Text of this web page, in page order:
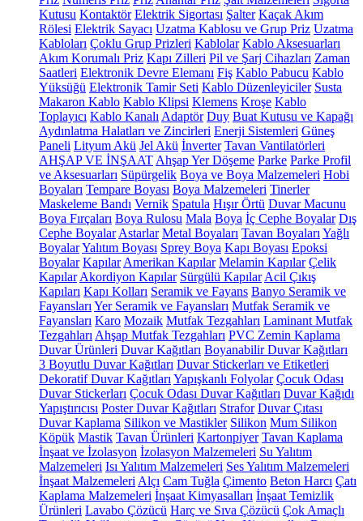
Kutusu Kontaktör Elektrik Sigortası Şalter Kaçak Akım
Rölesi Elektrik Sayacı Uzatma Kablosu ve Grup Priz Uzatma
Kabloları Çoklu Grup Prizleri Kablolar Kablo Aksesuarları
Akım Korumalı Priz Kapı Zilleri Pil ve Şarj Cihazları Zaman
Saatleri Elektronik Devre Elemanı Fiş Kablo Pabucu Kablo
Yüksüğü Elektronik Tamir Seti Kablo Düzenleyiciler Susta
Makaron Kablo Kablo Klipsi Klemens Kroşe Kablo
Toplayıcı Kablo Kanalı Adaptör Duy Buat Kutusu ve Kapağı
Aydınlatma Halatları ve Zincirleri Enerji Sistemleri Güneş
Paneli Lityum Akü Jel Akü İnverter Tavan Vantilatörleri
AHŞAP VE İNŞAAT Ahşap Yer Döşeme Parke Parke Profil
ve Aksesuarları Süpürgelik Boya ve Boya Malzemeleri Hobi
Boyaları Tempare Boyası Boya Malzemeleri Tinerler
Maskeleme Bandı Vernik Spatula Hışır Örtü Duvar Macunu
Boya Fırçaları Boya Rulosu Mala Boya İç Cephe Boyalar Dış
Cephe Boyalar Astarlar Metal Boyaları Tavan Boyaları Yağlı
BoyalarYalıtım Boyası Sprey Boya Kapı Boyası Epoksi
Boyalar Kapılar Amerikan Kapılar Melamin Kapılar Çelik
Kapılar Akordiyon Kapılar Sürgülü Kapılar Acil Çıkış
Kapıları Kapı Kolları Seramik ve Fayans Banyo Seramik ve
Fayansları Yer Seramik ve Fayansları Mutfak Seramik ve
Fayansları Karo Mozaik Mutfak Tezgahları Laminant Mutfak
Tezgahları Ahşap Mutfak Tezgahları PVC Zemin Kaplama
Duvar Ürünleri Duvar Kağıtları Boyanabilir Duvar Kağıtları
3 Boyutlu Duvar Kağıtları Duvar Stickerları ve Etiketleri
Dekoratif Duvar Kağıtları Yapışkanlı Folyolar Çocuk Odası
Duvar Stickerları Çocuk Odası Duvar Kağıtları Duvar Kağıdı
Yapıştırıcısı Poster Duvar Kağıtları Strafor Duvar Çıtası
Duvar Kaplama Silikon ve Mastikler Silikon Mum Silikon
Köpük Mastik Tavan Ürünleri Kartonpiyer Tavan Kaplama
İnşaat ve İzolasyon İzolasyon Malzemeleri Su Yalıtım
Malzemeleri Isı Yalıtım Malzemeleri Ses Yalıtım Malzemeleri
İnşaat Malzemeleri Alçı Cam Tuğla Çimento Beton Harcı Çatı
Kaplama Malzemeleri İnşaat Kimyasalları İnşaat Temizlik
Ürünleri Lavabo Çözücü Harç ve Sıva Çözücü Çok Amaçlı